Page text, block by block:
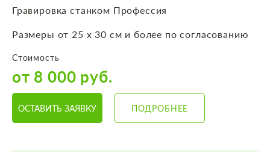
Гравировка станком Профессия
Размеры от 25 х 30 см и более по согласованию
Стоимость
от 8 000 руб.
ОСТАВИТЬ ЗАЯВКУ ПОДРОБНЕЕ